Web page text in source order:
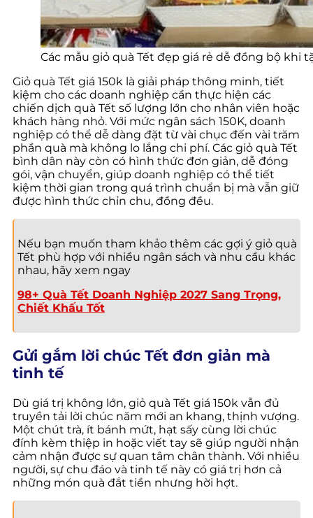
Các mẫu giỏ quà Tết đẹp giá rẻ dễ đồng bộ khi
Giỏ quà Tết giá 150k là giải pháp thông minh, tiết
kiệm cho các doanh nghiệp cần thực hiện các
chiến dịch quà Tết số lượng lớn cho nhân viên hoặc
khách hàng nhỏ. Với mức ngân sách 150K, doanh
nghiệp có thể dễ dàng đặt từ vài chục đến vài trăm
phần quà mà không lo lắng chi phí. Các giỏ quà Tết
bình dân này còn có hình thức đơn giản, dễ đóng
gói, vận chuyển, giúp doanh nghiệp có thể tiết
kiệm thời gian trong quá trình chuẩn bị mà vẫn giữ
được hình thức chỉn chu, đồng đều.
Nếu bạn muốn tham khảo thêm các gợi ý giỏ quà
Tết phù hợp với nhiều ngân sách và nhu cầu khác
nhau, hãy xem ngay
98+ Quà Tết Doanh Nghiệp 2027 Sang Trọng,
Chiết Khấu Tốt
Gửi gắm lời chúc Tết đơn giản mà
tinh tế
Dù giá trị không lớn, giỏ quà Tết giá 150k vẫn đủ
truyền tải lời chúc năm mới an khang, thịnh vượng.
Một chút trà, ít bánh mứt, hạt sấy cùng lời chúc
đính kèm thiệp in hoặc viết tay sẽ giúp người nhận
cảm nhận được sự quan tâm chân thành. Với nhiều
người, sự chu đáo và tinh tế này có giá trị hơn cả
những món quà đắt tiền nhưng hời hợt.